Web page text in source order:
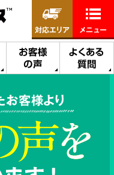
お客様
の声
よくある
質問
対応エリア メニュー
客様より